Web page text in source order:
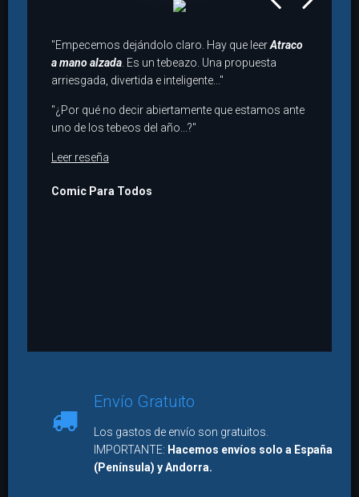
"Empecemos dejándolo claro. Hay que leerAtraco
a mano alzada . Es un tebeazo. Una propuesta
arriesgada, divertida e inteligente..."
"¿Por qué no decir abiertamente que estamos ante
uno de los tebeos del año...?"
Leer reseña
Comic Para Todos
Envío Gratuito
Los gastos de envío son gratuitos.
IMPORTANTE: Hacemos envíos solo a España
(Península) y Andorra.